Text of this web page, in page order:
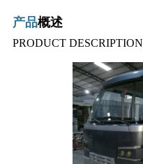
公司简介
董事长致辞
组织架构
企业文化
新闻资讯
公司动态
行业动态
媒体报道
产品与应用
产品中心
投资者关系
产品概述
PRODUCT DESCRIPTION